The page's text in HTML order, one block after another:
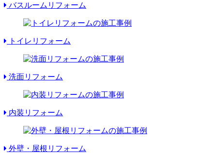
バスルームリフォーム
トイレリフォーム
洗面リフォーム
内装リフォーム
外壁・屋根リフォーム